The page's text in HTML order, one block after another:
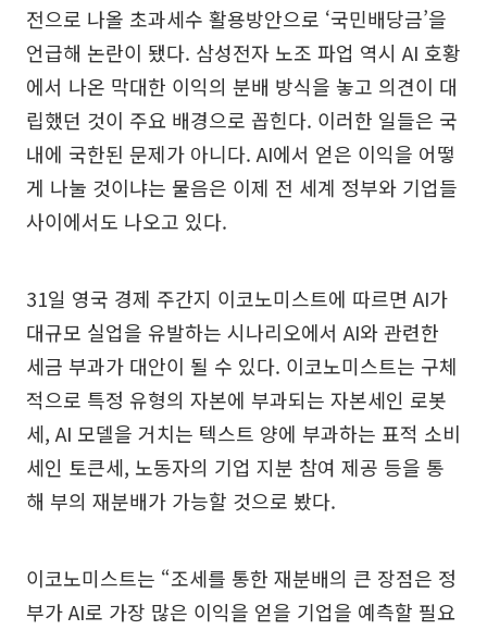
전으로 나올 초과세수 활용방안으로 ‘국민배당금’을
언급해 논란이 됐다. 삼성전자 노조 파업 역시 AI 호황
에서 나온 막대한 이익의 분배 방식을 놓고 의견이 대
립했던 것이 주요 배경으로 꼽힌다. 이러한 일들은 국
내에 국한된 문제가 아니다. AI에서 얻은 이익을 어떻
게 나눌 것이냐는 물음은 이제 전 세계 정부와 기업들
사이에서도 나오고 있다.
31일 영국 경제 주간지 이코노미스트에 따르면 AI가
대규모 실업을 유발하는 시나리오에서 AI와 관련한
세금 부과가 대안이 될 수 있다. 이코노미스트는 구체
적으로 특정 유형의 자본에 부과되는 자본세인 로봇
세, AI 모델을 거치는 텍스트 양에 부과하는 표적 소비
세인 토큰세, 노동자의 기업 지분 참여 제공 등을 통
해 부의 재분배가 가능할 것으로 봤다.
이코노미스트는 “조세를 통한 재분배의 큰 장점은 정
부가 AI로 가장 많은 이익을 얻을 기업을 예측할 필요